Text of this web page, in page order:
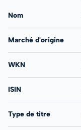
Nom
Marché d'origine
WKN
ISIN
Type de titre